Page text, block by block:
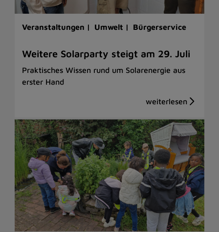
Veranstaltungen | Umwelt | Bürgerservice
Weitere Solarparty steigt am 29. Juli
Praktisches Wissen rund um Solarenergie aus
erster Hand